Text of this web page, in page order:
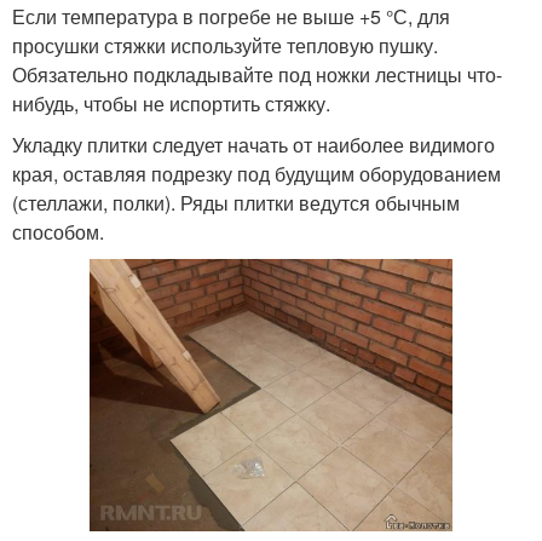
Если температура в погребе не выше +5 °С, для
просушки стяжки используйте тепловую пушку.
Обязательно подкладывайте под ножки лестницы что-
нибудь, чтобы не испортить стяжку.
Укладку плитки следует начать от наиболее видимого
края, оставляя подрезку под будущим оборудованием
(стеллажи, полки). Ряды плитки ведутся обычным
способом.